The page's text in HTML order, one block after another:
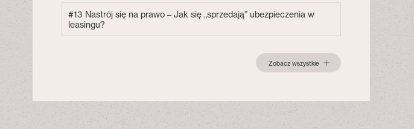
#13 Nastrój się na prawo – Jak się „sprzedają” ubezpieczenia w
leasingu?
Zobacz wszystkie